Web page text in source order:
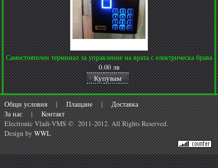
Самостоятелен терминал за управление на врата с електрическа брава
0.00 лв
Купувам
Общи условия|Плащане|Доставка
За нас|Контакт
Electronic Vladi-VMS © 2011-2012. All Rights Reserved.
Design byWWL